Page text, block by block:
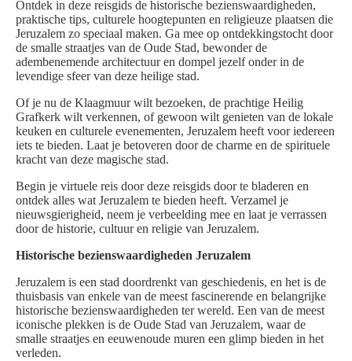
Ontdek in deze reisgids de historische bezienswaardigheden,
praktische tips, culturele hoogtepunten en religieuze plaatsen die
Jeruzalem zo speciaal maken. Ga mee op ontdekkingstocht door
de smalle straatjes van de Oude Stad, bewonder de
adembenemende architectuur en dompel jezelf onder in de
levendige sfeer van deze heilige stad.
Of je nu de Klaagmuur wilt bezoeken, de prachtige Heilig
Grafkerk wilt verkennen, of gewoon wilt genieten van de lokale
keuken en culturele evenementen, Jeruzalem heeft voor iedereen
iets te bieden. Laat je betoveren door de charme en de spirituele
kracht van deze magische stad.
Begin je virtuele reis door deze reisgids door te bladeren en
ontdek alles wat Jeruzalem te bieden heeft. Verzamel je
nieuwsgierigheid, neem je verbeelding mee en laat je verrassen
door de historie, cultuur en religie van Jeruzalem.
Historische bezienswaardigheden Jeruzalem
Jeruzalem is een stad doordrenkt van geschiedenis, en het is de
thuisbasis van enkele van de meest fascinerende en belangrijke
historische bezienswaardigheden ter wereld. Een van de meest
iconische plekken is de Oude Stad van Jeruzalem, waar de
smalle straatjes en eeuwenoude muren een glimp bieden in het
verleden.